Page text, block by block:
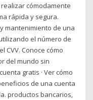
cómodamente
rápida y segura.
mantenimiento de una
el número de
CVV. Conoce cómo
del mundo sin
gratis · Ver cómo
de una cuenta
productos bancarios,